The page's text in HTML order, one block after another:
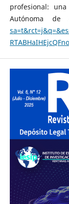
profesional:
Autónoma de